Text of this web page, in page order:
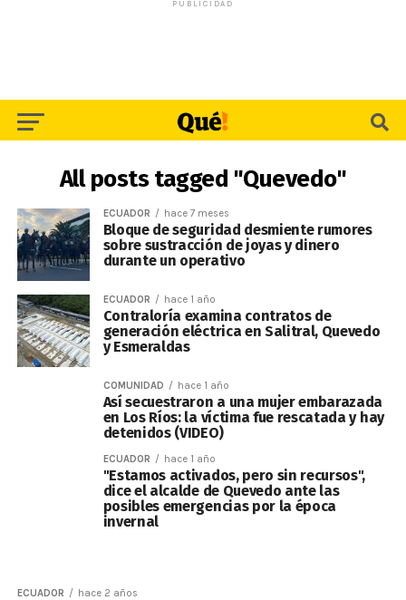
PUBLICIDAD
All posts tagged "Quevedo"
ECUADOR hace 7 meses
Bloque de seguridad desmiente rumores
sobre sustracción de joyas y dinero
durante un operativo
ECUADOR hace 1 año
Contraloría examina contratos de
generación eléctrica en Salitral, Quevedo
y Esmeraldas
COMUNIDAD hace 1 año
Así secuestraron a una mujer embarazada
en Los Ríos: la víctima fue rescatada y hay
detenidos (VIDEO)
ECUADOR hace 1 año
"Estamos activados, pero sin recursos",
dice el alcalde de Quevedo ante las
posibles emergencias por la época
invernal
ECUADOR hace 2 años